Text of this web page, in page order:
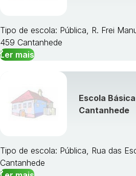
Tipo de escola: Pública, R. Frei
459 Cantanhede
Ler mais
Escola
Cantanhede
Tipo de escola: Pública, Rua das
Cantanhede